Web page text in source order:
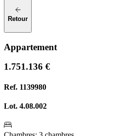
Retour
Appartement
1.751.136 €
Ref. 1139980
Lot. 4.08.002